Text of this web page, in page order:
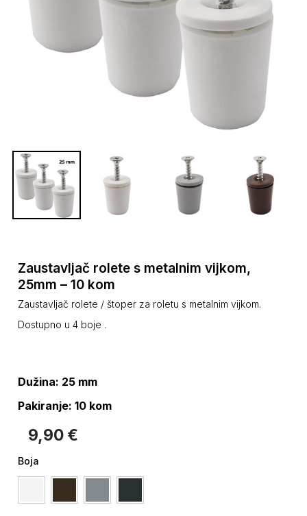
Zaustavljač rolete s metalnim vijkom,
25mm – 10 kom
Zaustavljač rolete / štoper za roletu s metalnim vijkom.
Dostupno u 4 boje .
Dužina: 25 mm
Pakiranje: 10 kom
9,90 €
Boja